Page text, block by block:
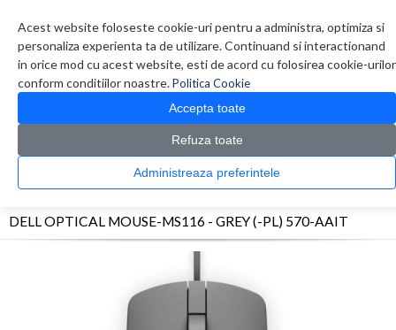
Acest website foloseste cookie-uri pentru a administra, optimiza si
personaliza experienta ta de utilizare. Continuand si interactionand
in orice mod cu acest website, esti de acord cu folosirea cookie-urilor
conform conditiilor noastre.Politica Cookie
Accepta toate
Refuza toate
Administreaza preferintele
0 produs(e)
CATALOG PRODUSE
> Mouse > DELL OPTICAL MOUSE-MS116 - GREY (-PL) 570-
DELL OPTICAL MOUSE-MS116 - GREY (-PL) 570-AAIT